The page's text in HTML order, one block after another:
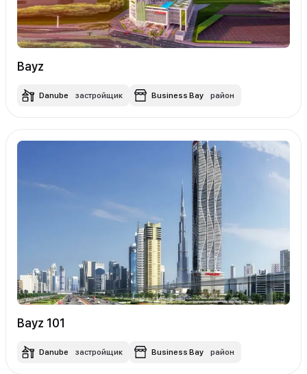
Bayz
Danube застройщик Business Bay район
Bayz 101
Danube застройщик Business Bay район